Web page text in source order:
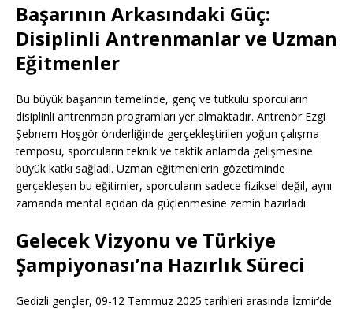
Başarının Arkasındaki Güç:
Disiplinli Antrenmanlar ve Uzman
Eğitmenler
Bu büyük başarının temelinde, genç ve tutkulu sporcuların
disiplinli antrenman programları yer almaktadır. Antrenör Ezgi
Şebnem Hoşgör önderliğinde gerçekleştirilen yoğun çalışma
temposu, sporcuların teknik ve taktik anlamda gelişmesine
büyük katkı sağladı. Uzman eğitmenlerin gözetiminde
gerçekleşen bu eğitimler, sporcuların sadece fiziksel değil, aynı
zamanda mental açıdan da güçlenmesine zemin hazırladı.
Gelecek Vizyonu ve Türkiye
Şampiyonası’na Hazırlık Süreci
Gedizli gençler, 09-12 Temmuz 2025 tarihleri arasında İzmir’de